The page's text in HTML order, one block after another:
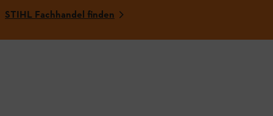
STIHL Fachhandel finden